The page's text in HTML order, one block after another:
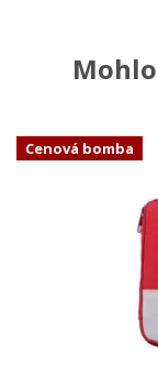
Cenová bomba